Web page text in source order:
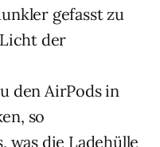
gefasst zu
der
den AirPods in
so
was die Ladehülle